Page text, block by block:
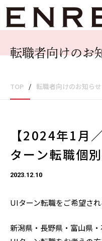
転職者向けのお
TOP / 転職者向けのお知らせ
【2024年1月
ターン転職個
2023.12.10
UIターン転職をご希望さ
新潟県・長野県・富山県